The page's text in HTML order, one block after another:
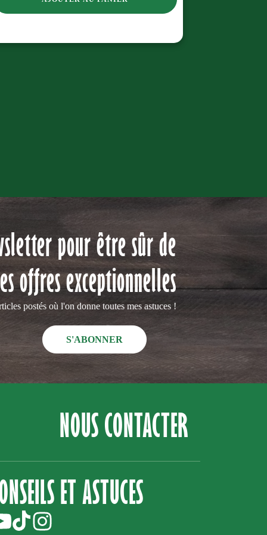
pour être sûr de
offres exceptionnelles
postés où l'on donne toutes mes astuces !
S'ABONNER
NOUS CONTACTER
ET ASTUCES